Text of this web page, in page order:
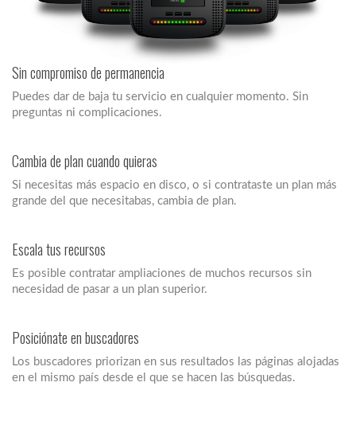
Sin compromiso de permanencia
Puedes dar de baja tu servicio en cualquier momento. Sin
preguntas ni complicaciones.
Cambia de plan cuando quieras
Si necesitas más espacio en disco, o si contrataste un plan más
grande del que necesitabas, cambia de plan.
Escala tus recursos
Es posible contratar ampliaciones de muchos recursos sin
necesidad de pasar a un plan superior.
Posiciónate en buscadores
Los buscadores priorizan en sus resultados las páginas alojadas
en el mismo país desde el que se hacen las búsquedas.